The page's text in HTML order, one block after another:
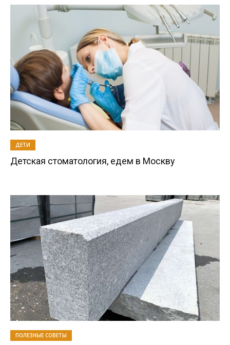
ДЕТИ
Детская стоматология, едем в Москву
ПОЛЕЗНЫЕ СОВЕТЫ